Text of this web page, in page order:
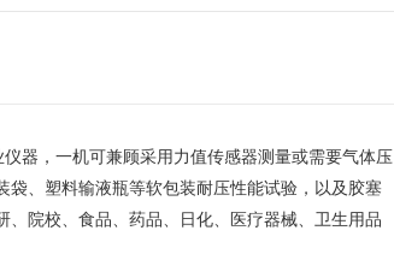
器，一机可兼顾采用力值传感器测量或需要气体压
、塑料输液瓶等软包装耐压性能试验，以及胶塞
院校、食品、药品、日化、医疗器械、卫生用品